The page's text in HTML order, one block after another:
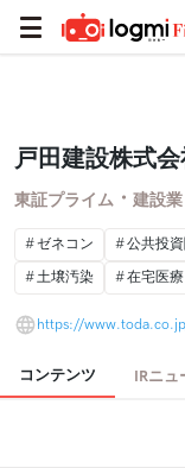
戸田建設株式
東証プライム ・ 建設業
ゼネコン 公共投
土壌汚染
在宅医療
https://
コンテンツ IRニュ